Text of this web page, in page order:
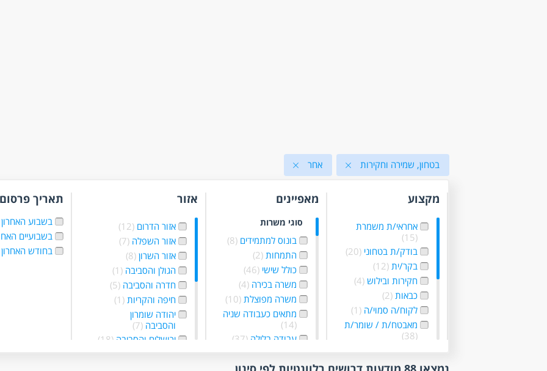
בטחון, שמירה וחקירות אחר
מקצוע
אחראי/ת משמרת
(15)
בודק/ת בטחוני (20)
בקר/ית (12)
חקירות ובילוש (4)
כבאות (2)
לקוח/ה סמוי/ה (1)
מאבטח/ת / שומר/ת
(38)
מוקד ביטחון(5)
מאפיינים
סוגי משרות
בונוס למתמידים (8)
התמחות (2)
כולל שישי (46)
משרה בכירה (4)
משרה מפוצלת (10)
מתאים כעבודה שניה
(14)
עבודה בלילה (37)
גמישות(30)
אזור
אזור הדרום (12)
אזור השפלה (7)
אזור השרון (8)
הגולן והסביבה (1)
חדרה והסביבה (5)
חיפה והקריות (1)
יהודה שומרון
והסביבה (7)
ירושלים והסביבה (18)
תאריך פרסום
בשבוע האחרון
בשבועיים
בחודש האחרון